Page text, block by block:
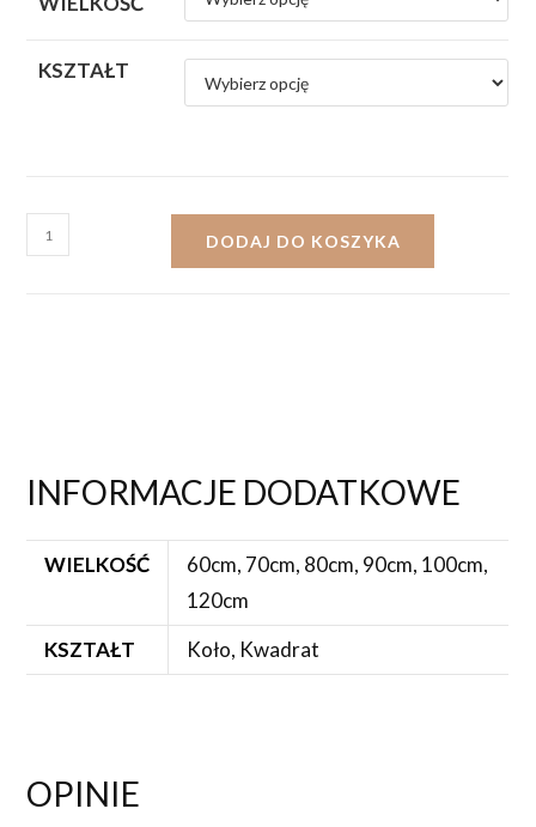
KSZTAŁT
DODAJ DO KOSZYKA
INFORMACJE DODATKOWE
WIELKOŚĆ
60cm, 70cm, 80cm, 90cm, 100cm,
120cm
KSZTAŁT
Koło, Kwadrat
OPINIE